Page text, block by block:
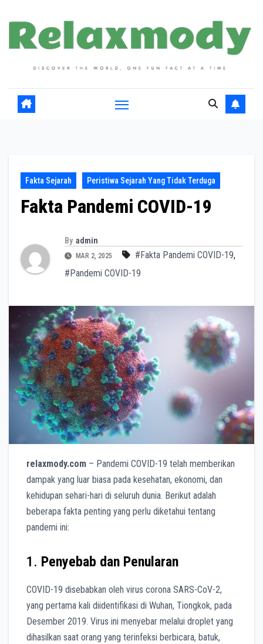
content
Fakta Sejarah Peristiwa Sejarah Yang Tidak Terduga
Fakta Pandemi COVID-19
By admin
MAR 2, 2025 #Fakta Pandemi COVID-19,
#Pandemi COVID-19
relaxmody.com – Pandemi COVID-19 telah memberikan
dampak yang luar biasa pada kesehatan, ekonomi, dan
kehidupan sehari-hari di seluruh dunia. Berikut adalah
beberapa fakta penting yang perlu diketahui tentang
pandemi ini:
1. Penyebab dan Penularan
COVID-19 disebabkan oleh virus corona SARS-CoV-2,
yang pertama kali diidentifikasi di Wuhan, Tiongkok, pada
Desember 2019. Virus ini menyebar melalui droplet yang
dihasilkan saat orang yang terinfeksi berbicara, batuk,